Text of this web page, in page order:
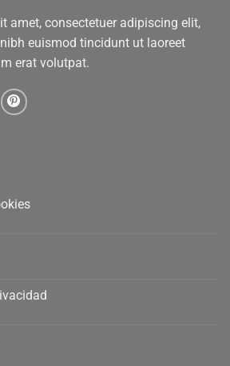
amet, consectetuer adipiscing elit,
euismod tincidunt ut laoreet
erat volutpat.